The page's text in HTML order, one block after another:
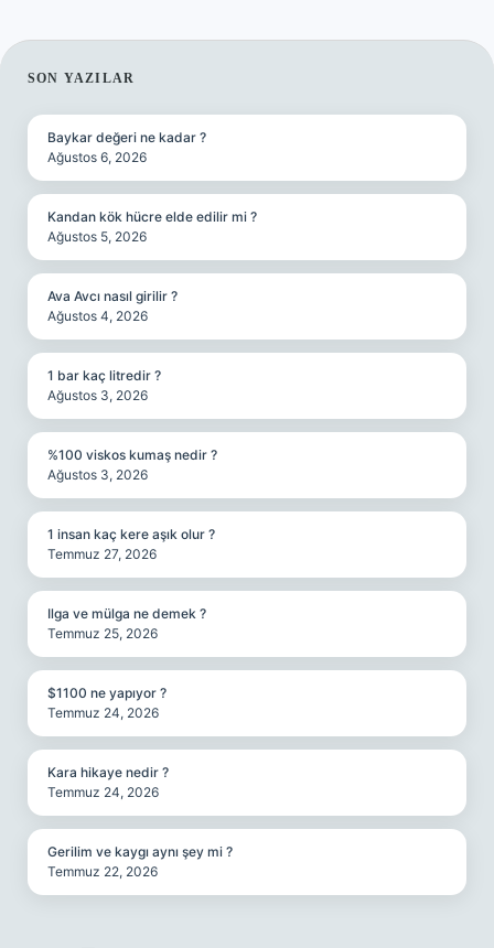
SIDEBAR
SON YAZILAR
Baykar değeri ne kadar ?
Ağustos 6, 2026
Kandan kök hücre elde edilir mi ?
Ağustos 5, 2026
Ava Avcı nasıl girilir ?
Ağustos 4, 2026
1 bar kaç litredir ?
Ağustos 3, 2026
%100 viskos kumaş nedir ?
Ağustos 3, 2026
1 insan kaç kere aşık olur ?
Temmuz 27, 2026
Ilga ve mülga ne demek ?
Temmuz 25, 2026
$1100 ne yapıyor ?
Temmuz 24, 2026
Kara hikaye nedir ?
Temmuz 24, 2026
Gerilim ve kaygı aynı şey mi ?
Temmuz 22, 2026